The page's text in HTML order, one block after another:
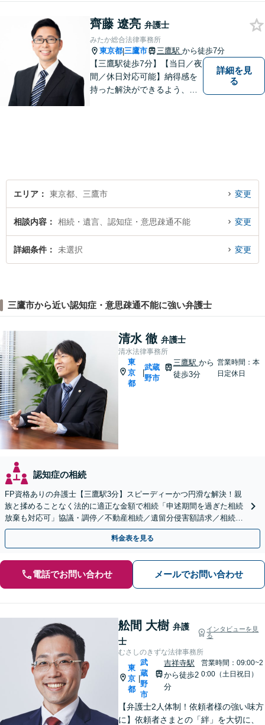
動産や交通事故にも対応【子
連れ相談可】【三鷹駅5分】
齊藤 遼亮 弁護士
みたか総合法律事務所
東京都|三鷹市 三鷹駅 から徒歩7分
【三鷹駅徒歩7分】【当日／夜
間／休日対応可能】納得感を
持った解決ができるよう、問
ス利用可能】
詳細を見
る
エリア 東京都、三鷹市 変更
相談内容 相続・遺言、認知症・意思疎通不能 変更
詳細条件 未選択 変更
三鷹市から近い認知症・意思疎通不能に強い弁護士
清水 徹 弁護士
清水法律事務所
東
京
都
武蔵
野市
三鷹駅 から
徒歩3分
営業時間：本
日定休日
認知症の相続
FP資格ありの弁護士【三鷹駅3分】スピーディーかつ円滑な解決！親
族と揉めることなく法的に適正な金額で相続「申述期間を過ぎた相続
放棄も対応可」協議・調停／不動産相続／遺留分侵害額請求／相続放
棄／遺言書作成【明確な報酬体系】【平日夜間OK】
料金表を見る
電話でお問い合わせ メールでお問い合わせ
舩間 大樹 弁護
士
インタビューを見
る
むさしのきずな法律事務所
東
京
都
|
武
蔵
野
市
吉祥寺駅
から徒歩2
分
営業時間：09:00~2
0:00（土日祝日）
【弁護士2人体制！依頼者様の強い味方
に】依頼者さまとの「絆」を大切に、